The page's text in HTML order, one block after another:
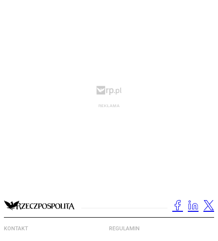
KONTAKT REGULAMIN